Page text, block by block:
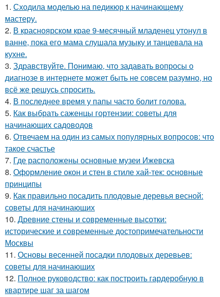
1. Сходила моделью на педикюр к начинающему
мастеру.
2. В красноярском крае 9-месячный младенец утонул в
ванне, пока его мама слушала музыку и танцевала на
кухне.
3. Здравствуйте. Понимаю, что задавать вопросы о
диагнозе в интернете может быть не совсем разумно, но
всё же решусь спросить.
4. В последнее время у папы часто болит голова.
5. Как выбрать саженцы гортензии: советы для
начинающих садоводов
6. Отвечаем на один из самых популярных вопросов: что
такое счастье
7. Где расположены основные музеи Ижевска
8. Оформление окон и стен в стиле хай-тек: основные
принципы
9. Как правильно посадить плодовые деревья весной:
советы для начинающих
10. Древние стены и современные высотки:
исторические и современные достопримечательности
Москвы
11. Основы весенней посадки плодовых деревьев:
советы для начинающих
12. Полное руководство: как построить гардеробную в
квартире шаг за шагом